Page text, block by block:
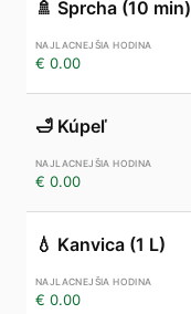
🚿 Sprcha (10 min)
€ 0.00
🛁 Kúpeľ
€ 0.00
💧 Kanvica (1 L)
€ 0.00